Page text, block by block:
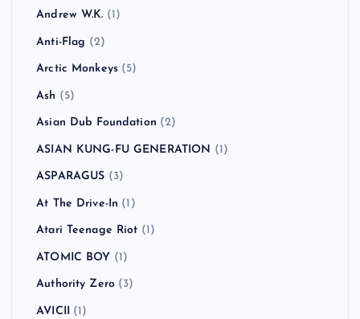
Andrew W.K. (1)
Anti-Flag (2)
Arctic Monkeys (5)
Ash (5)
Asian Dub Foundation (2)
ASIAN KUNG-FU GENERATION (1)
ASPARAGUS (3)
At The Drive-In (1)
Atari Teenage Riot (1)
ATOMIC BOY (1)
Authority Zero (3)
AVICII (1)